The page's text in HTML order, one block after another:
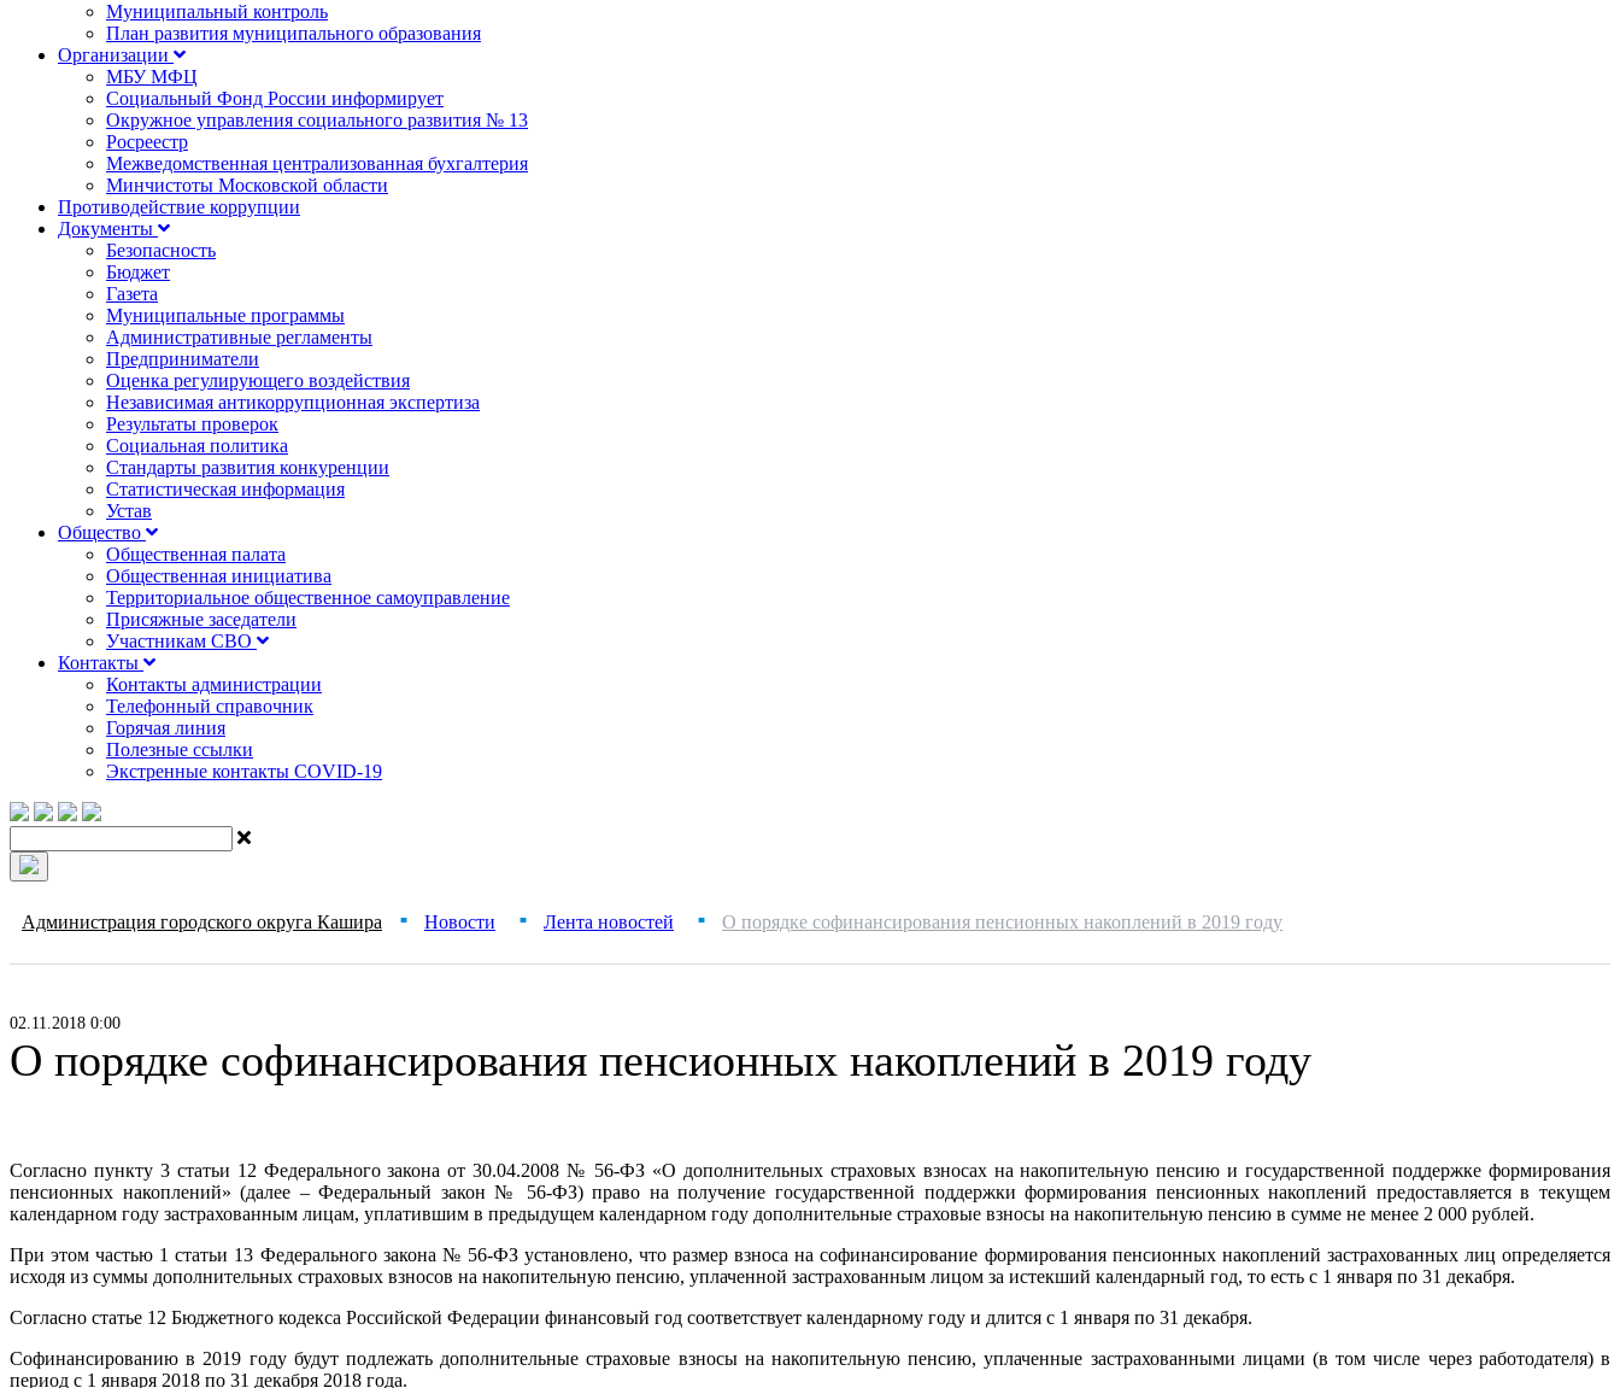
Муниципальный контроль
План развития муниципального образования
Организации
МБУ МФЦ
Социальный Фонд России информирует
Окружное управления социального развития № 13
Росреестр
Межведомственная централизованная бухгалтерия
Минчистоты Московской области
Противодействие коррупции
Документы
Безопасность
Бюджет
Газета
Муниципальные программы
Административные регламенты
Предприниматели
Оценка регулирующего воздействия
Независимая антикоррупционная экспертиза
Результаты проверок
Социальная политика
Стандарты развития конкуренции
Статистическая информация
Устав
Общество
Общественная палата
Общественная инициатива
Территориальное общественное самоуправление
Присяжные заседатели
Участникам СВО
Контакты
Контакты администрации
Телефонный справочник
Горячая линия
Полезные ссылки
Экстренные контакты COVID-19
Администрация городского округа Кашира ■ Новости ■ Лента новостей ■ О порядке софинансирования пенсионных накоплений в 2019 году
02.11.2018 0:00
О порядке софинансирования пенсионных накоплений в 2019 году
Согласно пункту 3 статьи 12 Федерального закона от 30.04.2008 № 56-ФЗ «О дополнительных страховых взносах на накопительную пенсию и государственной поддержке формирования
пенсионных накоплений» (далее – Федеральный закон № 56-ФЗ) право на получение государственной поддержки формирования пенсионных накоплений предоставляется в текущем
календарном году застрахованным лицам, уплатившим в предыдущем календарном году дополнительные страховые взносы на накопительную пенсию в сумме не менее 2 000 рублей.
При этом частью 1 статьи 13 Федерального закона № 56-ФЗ установлено, что размер взноса на софинансирование формирования пенсионных накоплений застрахованных лиц определяется
исходя из суммы дополнительных страховых взносов на накопительную пенсию, уплаченной застрахованным лицом за истекший календарный год, то есть с 1 января по 31 декабря.
Согласно статье 12 Бюджетного кодекса Российской Федерации финансовый год соответствует календарному году и длится с 1 января по 31 декабря.
Софинансированию в 2019 году будут подлежать дополнительные страховые взносы на накопительную пенсию, уплаченные застрахованными лицами (в том числе через работодателя) в
период с 1 января 2018 по 31 декабря 2018 года.